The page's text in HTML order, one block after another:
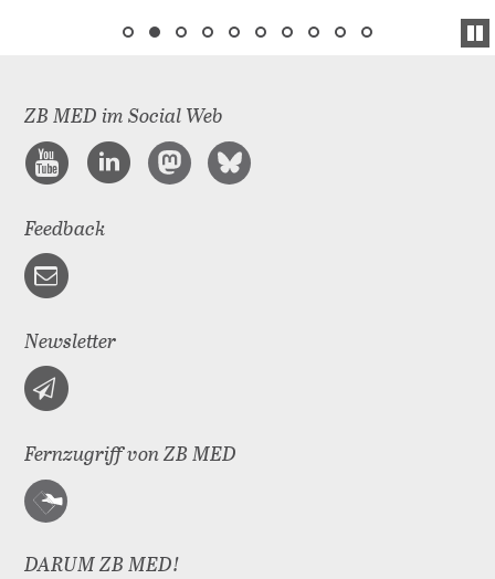
ZB MED im Social Web
Feedback
Newsletter
Fernzugriff von ZB MED
DARUM ZB MED!